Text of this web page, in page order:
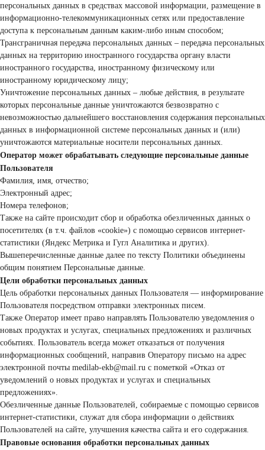
персональных данных в средствах массовой информации, размещение в
информационно-телекоммуникационных сетях или предоставление
доступа к персональным данным каким-либо иным способом;
Трансграничная передача персональных данных – передача персональных
данных на территорию иностранного государства органу власти
иностранного государства, иностранному физическому или
иностранному юридическому лицу;
Уничтожение персональных данных – любые действия, в результате
которых персональные данные уничтожаются безвозвратно с
невозможностью дальнейшего восстановления содержания персональных
данных в информационной системе персональных данных и (или)
уничтожаются материальные носители персональных данных.
Оператор может обрабатывать следующие персональные данные
Пользователя
Фамилия, имя, отчество;
Электронный адрес;
Номера телефонов;
Также на сайте происходит сбор и обработка обезличенных данных о
посетителях (в т.ч. файлов «cookie») с помощью сервисов интернет-
статистики (Яндекс Метрика и Гугл Аналитика и других).
Вышеперечисленные данные далее по тексту Политики объединены
общим понятием Персональные данные.
Цели обработки персональных данных
Цель обработки персональных данных Пользователя — информирование
Пользователя посредством отправки электронных писем.
Также Оператор имеет право направлять Пользователю уведомления о
новых продуктах и услугах, специальных предложениях и различных
событиях. Пользователь всегда может отказаться от получения
информационных сообщений, направив Оператору письмо на адрес
электронной почты medilab-ekb@mail.ru с пометкой «Отказ от
уведомлений о новых продуктах и услугах и специальных
предложениях».
Обезличенные данные Пользователей, собираемые с помощью сервисов
интернет-статистики, служат для сбора информации о действиях
Пользователей на сайте, улучшения качества сайта и его содержания.
Правовые основания обработки персональных данных